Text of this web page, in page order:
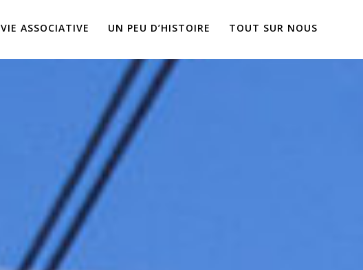
VIE ASSOCIATIVE UN PEU D’HISTOIRE TOUT SUR NOUS